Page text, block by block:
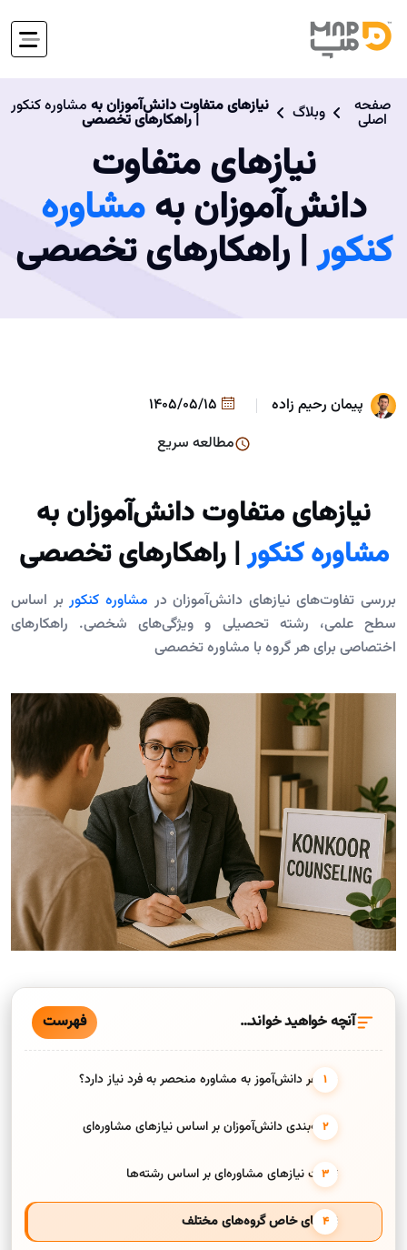
صفحه
اصلی وبلاگ نیازهای متفاوت دانش‌آموزان به مشاوره کنکور
| راهکارهای تخصصی
نیازهای متفاوت
دانش‌آموزان بهمشاوره
کنکور| راهکارهای تخصصی
پیمان رحیم زاده
مطالعه سریع
نیازهای متفاوت دانش‌آموزان به
مشاوره کنکور| راهکارهای تخصصی
بررسی تفاوت‌های نیازهای دانش‌آموزان در مشاوره کنکوربر اساس
سطح علمی، رشته تحصیلی و ویژگی‌های شخصی. راهکارهای
اختصاصی برای هر گروه با مشاوره تخصصی
آنچه خواهید خواند… فهرست
چرا هر دانش‌آموز به مشاوره منحصر به فرد نیاز دارد؟
دسته‌بندی دانش‌آموزان بر اساس نیازهای مشاوره‌ای
تفاوت نیازهای مشاوره‌ای بر اساس رشته‌ها
نیازهای خاص گروه‌های مختلف